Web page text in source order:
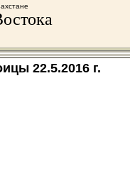
22.5.2016 г.